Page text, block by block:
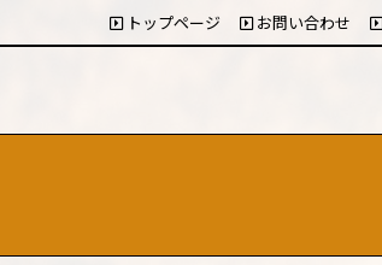
トップページ お問い合わせ